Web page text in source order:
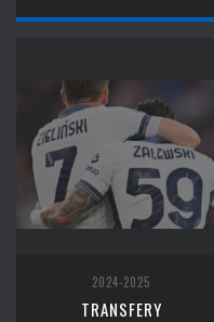
2024-2025
TRANSFERY